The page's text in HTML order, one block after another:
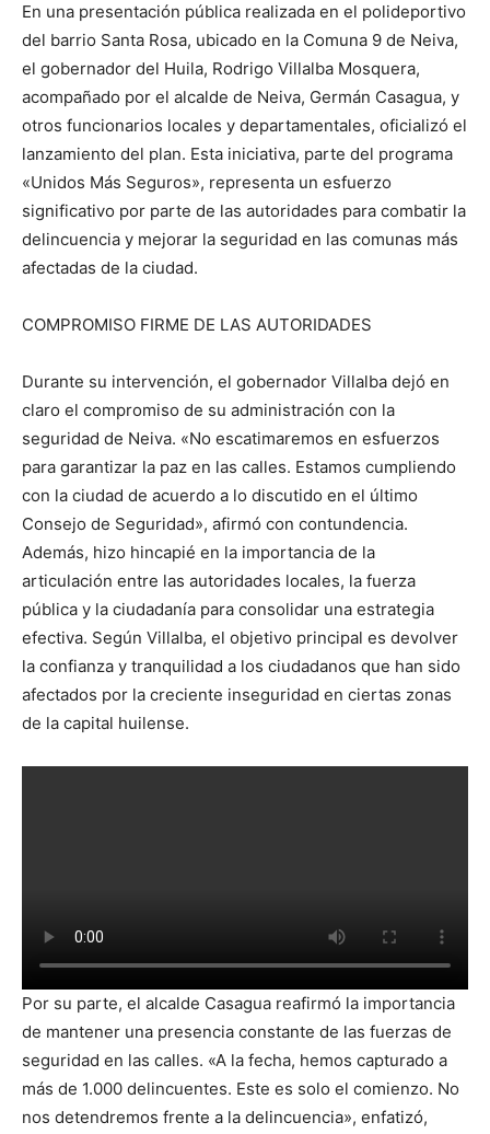
En una presentación pública realizada en el polideportivo
del barrio Santa Rosa, ubicado en la Comuna 9 de Neiva,
el gobernador del Huila, Rodrigo Villalba Mosquera,
acompañado por el alcalde de Neiva, Germán Casagua, y
otros funcionarios locales y departamentales, oficializó el
lanzamiento del plan. Esta iniciativa, parte del programa
«Unidos Más Seguros», representa un esfuerzo
significativo por parte de las autoridades para combatir la
delincuencia y mejorar la seguridad en las comunas más
afectadas de la ciudad.
COMPROMISO FIRME DE LAS AUTORIDADES
Durante su intervención, el gobernador Villalba dejó en
claro el compromiso de su administración con la
seguridad de Neiva. «No escatimaremos en esfuerzos
para garantizar la paz en las calles. Estamos cumpliendo
con la ciudad de acuerdo a lo discutido en el último
Consejo de Seguridad», afirmó con contundencia.
Además, hizo hincapié en la importancia de la
articulación entre las autoridades locales, la fuerza
pública y la ciudadanía para consolidar una estrategia
efectiva. Según Villalba, el objetivo principal es devolver
la confianza y tranquilidad a los ciudadanos que han sido
afectados por la creciente inseguridad en ciertas zonas
de la capital huilense.
Por su parte, el alcalde Casagua reafirmó la importancia
de mantener una presencia constante de las fuerzas de
seguridad en las calles. «A la fecha, hemos capturado a
más de 1.000 delincuentes. Este es solo el comienzo. No
nos detendremos frente a la delincuencia», enfatizó,